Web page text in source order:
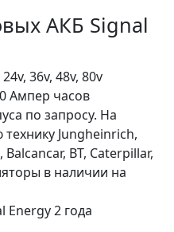
АКБ Signal
36v, 48v, 80v
Ампер часов
по запросу. На
Jungheinrich,
BT, Caterpillar,
в наличии на
Energy 2 года